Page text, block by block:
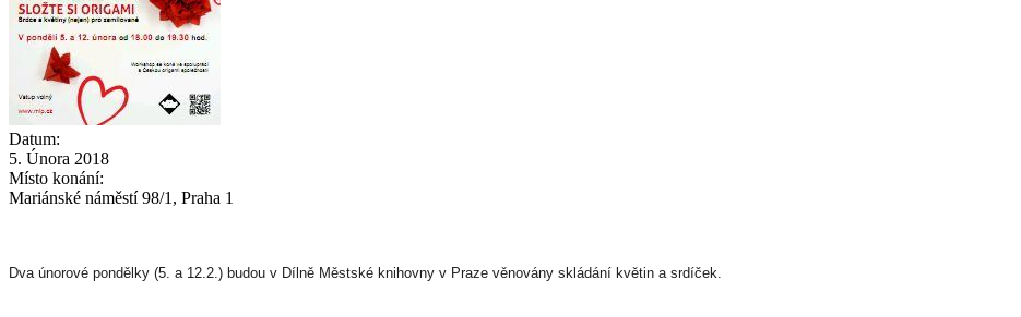
Datum:
5. Února 2018
Místo konání:
Mariánské náměstí 98/1, Praha 1
Dva únorové pondělky (5. a 12.2.) budou v Dílně Městské knihovny v Praze věnovány skládání květin a srdíček.